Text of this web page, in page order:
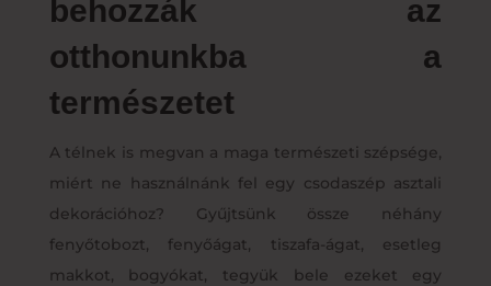
behozzák az
otthonunkba a
természetet
A télnek is megvan a maga természeti szépsége,
miért ne használnánk fel egy csodaszép asztali
dekorációhoz? Gyűjtsünk össze néhány
fenyőtobozt, fenyőágat, tiszafa-ágat, esetleg
makkot, bogyókat, tegyük bele ezeket egy